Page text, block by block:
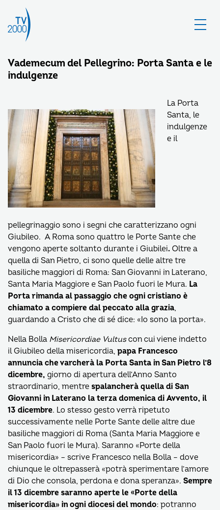
Vademecum del Pellegrino: Porta Santa e le
indulgenze
La Porta
Santa, le
indulgenze
e il
pellegrinaggio sono i segni che caratterizzano ogni
Giubileo. A Roma sono quattro le Porte Sante che
vengono aperte soltanto durante i Giubilei. Oltre a
quella di San Pietro, ci sono quelle delle altre tre
basiliche maggiori di Roma: San Giovanni in Laterano,
Santa Maria Maggiore e San Paolo fuori le Mura. La
Porta rimanda al passaggio che ogni cristiano è
chiamato a compiere dal peccato alla grazia,
guardando a Cristo che di sé dice: «Io sono la porta».
Nella Bolla Misericordiae Vultuscon cui viene indetto
il Giubileo della misericordia, papa Francesco
annuncia che varcherà la Porta Santa in San Pietro l’8
dicembre, giorno di apertura dell’Anno Santo
straordinario, mentre spalancherà quella di San
Giovanni in Laterano la terza domenica di Avvento, il
13 dicembre. Lo stesso gesto verrà ripetuto
successivamente nelle Porte Sante delle altre due
basiliche maggiori di Roma (Santa Maria Maggiore e
San Paolo fuori le Mura). Saranno «Porte della
misericordia» – scrive Francesco nella Bolla – dove
chiunque le oltrepasserà «potrà sperimentare l’amore
di Dio che consola, perdona e dona speranza». Sempre
il 13 dicembre saranno aperte le «Porte della
misericordia» in ogni diocesi del mondo: potranno